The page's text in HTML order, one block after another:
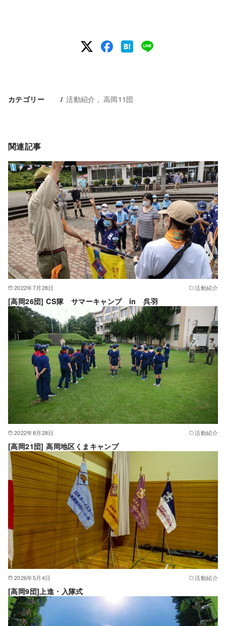
カテゴリー 活動紹介 高岡11団
関連記事
2022年7月28日 活動紹介
[高岡26団] CS隊 サマーキャンプ in 呉羽
2022年8月28日 活動紹介
[高岡21団] 高岡地区くまキャンプ
2026年5月4日 活動紹介
[高岡9団]上進・入隊式